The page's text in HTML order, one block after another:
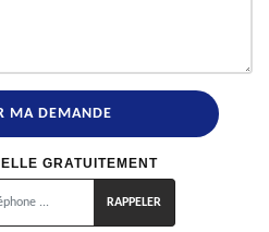
GRATUITEMENT